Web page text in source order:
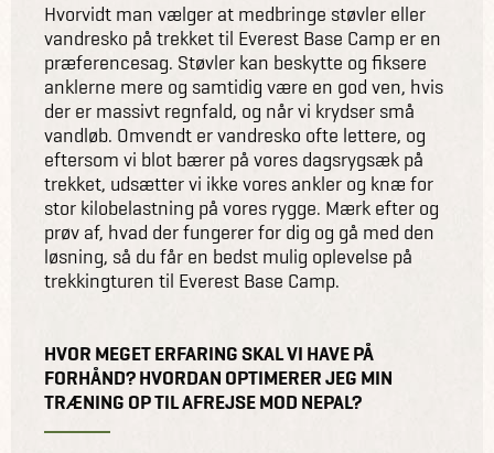
Hvorvidt man vælger at medbringe støvler eller
vandresko på trekket til Everest Base Camp er en
præferencesag. Støvler kan beskytte og fiksere
anklerne mere og samtidig være en god ven, hvis
der er massivt regnfald, og når vi krydser små
vandløb. Omvendt er vandresko ofte lettere, og
eftersom vi blot bærer på vores dagsrygsæk på
trekket, udsætter vi ikke vores ankler og knæ for
stor kilobelastning på vores rygge. Mærk efter og
prøv af, hvad der fungerer for dig og gå med den
løsning, så du får en bedst mulig oplevelse på
trekkingturen til Everest Base Camp.
HVOR MEGET ERFARING SKAL VI HAVE PÅ
FORHÅND? HVORDAN OPTIMERER JEG MIN
TRÆNING OP TIL AFREJSE MOD NEPAL?